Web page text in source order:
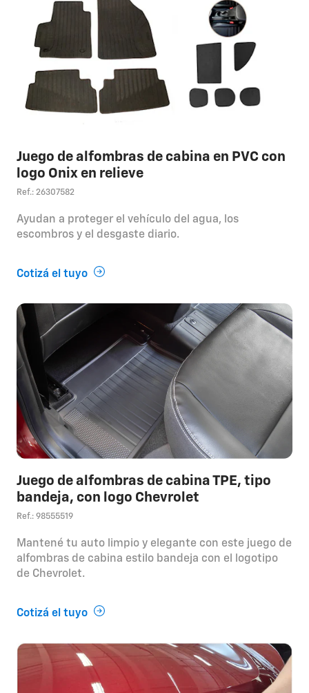
Juego de alfombras de cabina en PVC con
logo Onix en relieve
Ref.: 26307582
Ayudan a proteger el vehículo del agua, los
escombros y el desgaste diario.
Cotizá el tuyo
Juego de alfombras de cabina TPE, tipo
bandeja, con logo Chevrolet
Ref.: 98555519
Mantené tu auto limpio y elegante con este juego de
alfombras de cabina estilo bandeja con el logotipo
de Chevrolet.
Cotizá el tuyo